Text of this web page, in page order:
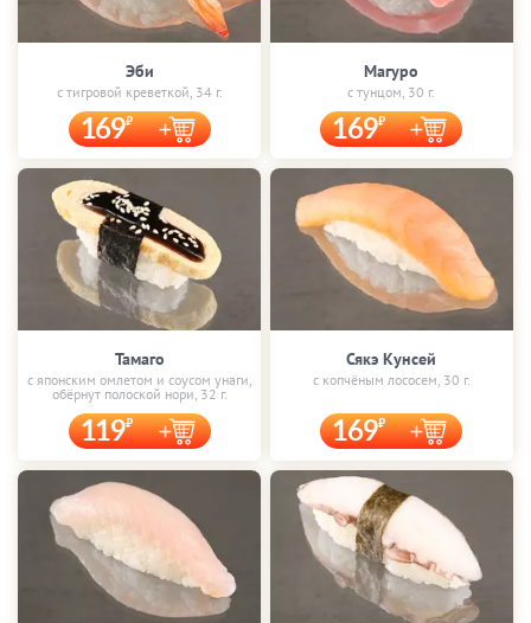
Эби
с тигровой креветкой, 34 г.
169
Магуро
с тунцом, 30 г.
169
Тамаго
с японским омлетом и соусом унаги,
обёрнут полоской нори, 32 г.
119
Сякэ Кунсей
с копчёным лососем, 30 г.
169